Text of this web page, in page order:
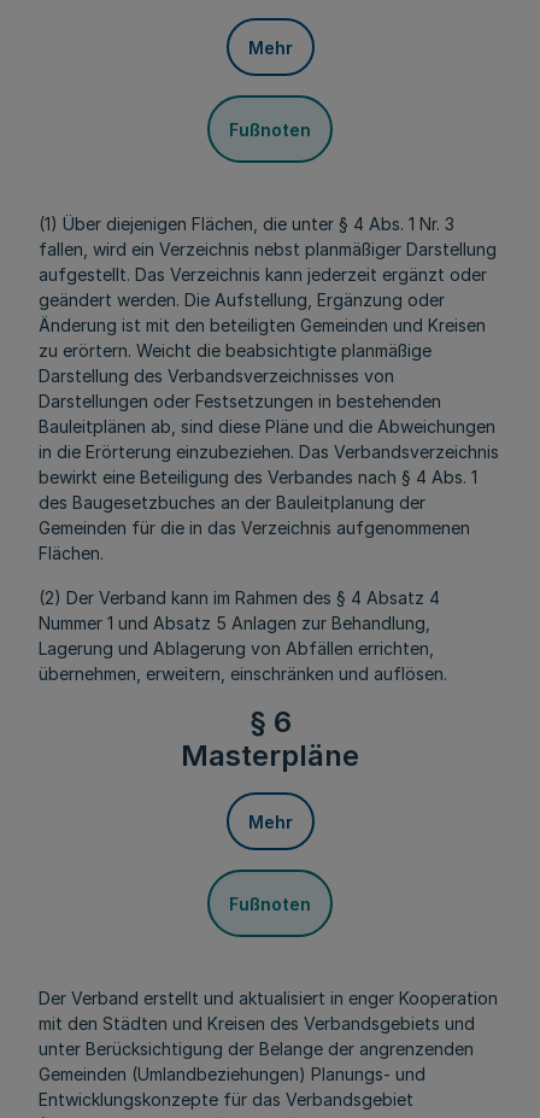
Mehr
Fußnoten
(1) Über diejenigen Flächen, die unter § 4 Abs. 1 Nr. 3
fallen, wird ein Verzeichnis nebst planmäßiger Darstellung
aufgestellt. Das Verzeichnis kann jederzeit ergänzt oder
geändert werden. Die Aufstellung, Ergänzung oder
Änderung ist mit den beteiligten Gemeinden und Kreisen
zu erörtern. Weicht die beabsichtigte planmäßige
Darstellung des Verbandsverzeichnisses von
Darstellungen oder Festsetzungen in bestehenden
Bauleitplänen ab, sind diese Pläne und die Abweichungen
in die Erörterung einzubeziehen. Das Verbandsverzeichnis
bewirkt eine Beteiligung des Verbandes nach § 4 Abs. 1
des Baugesetzbuches an der Bauleitplanung der
Gemeinden für die in das Verzeichnis aufgenommenen
Flächen.
(2) Der Verband kann im Rahmen des § 4 Absatz 4
Nummer 1 und Absatz 5 Anlagen zur Behandlung,
Lagerung und Ablagerung von Abfällen errichten,
übernehmen, erweitern, einschränken und auflösen.
§ 6
Masterpläne
Mehr
Fußnoten
Der Verband erstellt und aktualisiert in enger Kooperation
mit den Städten und Kreisen des Verbandsgebiets und
unter Berücksichtigung der Belange der angrenzenden
Gemeinden (Umlandbeziehungen) Planungs- und
Entwicklungskonzepte für das Verbandsgebiet